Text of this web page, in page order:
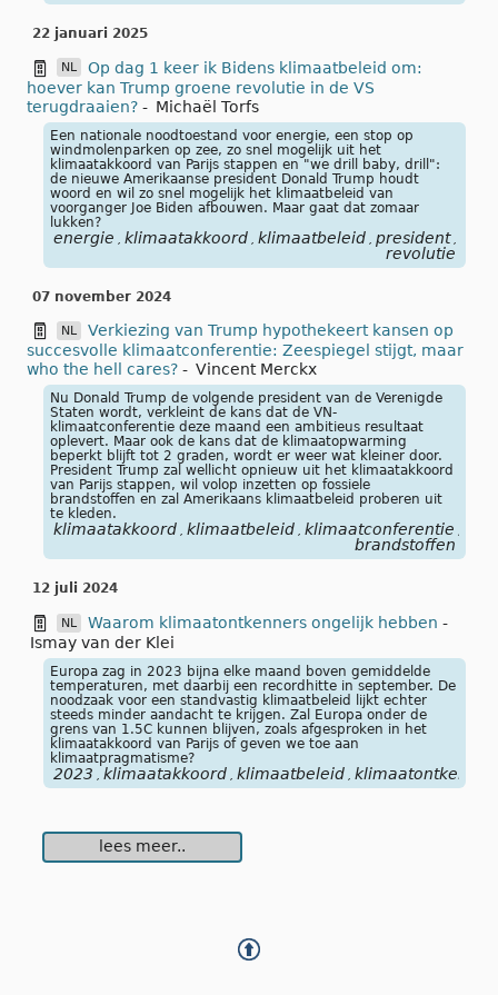
22 januari 2025
NL
Op dag 1 keer ik Bidens klimaatbeleid om:
hoever kan Trump groene revolutie in de VS
terugdraaien? - Michaël Torfs
Een nationale noodtoestand voor energie, een stop op
windmolenparken op zee, zo snel mogelijk uit het
klimaatakkoord van Parijs stappen en "we drill baby, drill":
de nieuwe Amerikaanse president Donald Trump houdt
woord en wil zo snel mogelijk het klimaatbeleid van
voorganger Joe Biden afbouwen. Maar gaat dat zomaar
lukken?
energie klimaatakkoord klimaatbeleid president
revolutie
07 november 2024
NL
Verkiezing van Trump hypothekeert kansen op
succesvolle klimaatconferentie: Zeespiegel stijgt, maar
who the hell cares? - Vincent Merckx
Nu Donald Trump de volgende president van de Verenigde
Staten wordt, verkleint de kans dat de VN-
klimaatconferentie deze maand een ambitieus resultaat
oplevert. Maar ook de kans dat de klimaatopwarming
beperkt blijft tot 2 graden, wordt er weer wat kleiner door.
President Trump zal wellicht opnieuw uit het klimaatakkoord
van Parijs stappen, wil volop inzetten op fossiele
brandstoffen en zal Amerikaans klimaatbeleid proberen uit
te kleden.
klimaatakkoord , klimaatbeleid , klimaatconferentie ,
brandstoffen
12 juli 2024
NL Waarom klimaatontkenners ongelijk hebben -
Ismay van der Klei
Europa zag in 2023 bijna elke maand boven gemiddelde
temperaturen, met daarbij een recordhitte in september. De
noodzaak voor een standvastig klimaatbeleid lijkt echter
steeds minder aandacht te krijgen. Zal Europa onder de
grens van 1.5C kunnen blijven, zoals afgesproken in het
klimaatakkoord van Parijs of geven we toe aan
klimaatpragmatisme?
2023 , klimaatakkoord , klimaatbeleid ,
lees meer..